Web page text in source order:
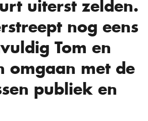
uiterst zelden.
nog eens
Tom en
omgaan met de
publiek en